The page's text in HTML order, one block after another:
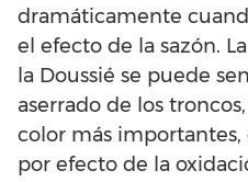
dramáticamente
el efecto de la sazón.
la Doussié se puede
aserrado de los
color más importantes,
por efecto de la